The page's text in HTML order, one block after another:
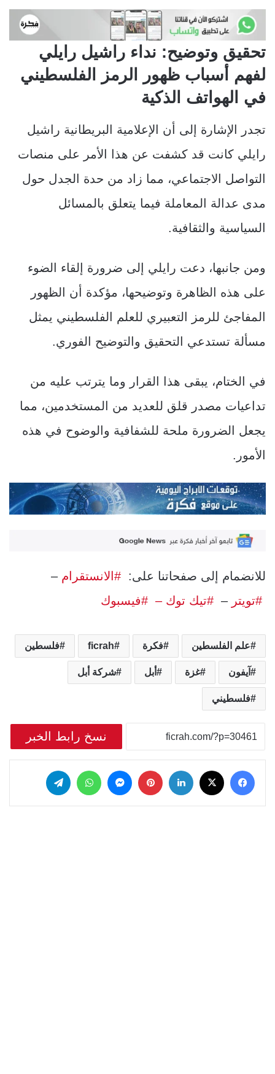
تحقيق وتوضيح: نداء راشيل رايلي
لفهم أسباب ظهور الرمز الفلسطيني
في الهواتف الذكية
تجدر الإشارة إلى أن الإعلامية البريطانية راشيل
رايلي كانت قد كشفت عن هذا الأمر على منصات
التواصل الاجتماعي، مما زاد من حدة الجدل حول
مدى عدالة المعاملة فيما يتعلق بالمسائل
السياسية والثقافية.
ومن جانبها، دعت رايلي إلى ضرورة إلقاء الضوء
على هذه الظاهرة وتوضيحها، مؤكدة أن الظهور
المفاجئ للرمز التعبيري للعلم الفلسطيني يمثل
مسألة تستدعي التحقيق والتوضيح الفوري.
في الختام، يبقى هذا القرار وما يترتب عليه من
تداعيات مصدر قلق للعديد من المستخدمين، مما
يجعل الضرورة ملحة للشفافية والوضوح في هذه
الأمور.
للانضمام إلى صفحاتنا على: #الانستقرام –
#تويتر – #تيك توك – #فيسبوك
علم الفلسطين فكرة ficrah فلسطين
آيفون غزة أبل شركة أبل
فلسطيني
نسخ رابط الخبر
فيسبوك لينكدإن بينتيريست
ماسنجر واتساب